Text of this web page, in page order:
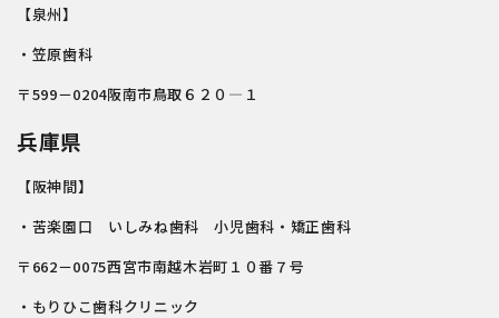
【泉州】
・笠原歯科
〒599－0204阪南市鳥取６２０—１
兵庫県
【阪神間】
・苦楽園口 いしみね歯科 小児歯科・矯正歯科
〒662－0075西宮市南越木岩町１０番７号
・もりひこ歯科クリニック